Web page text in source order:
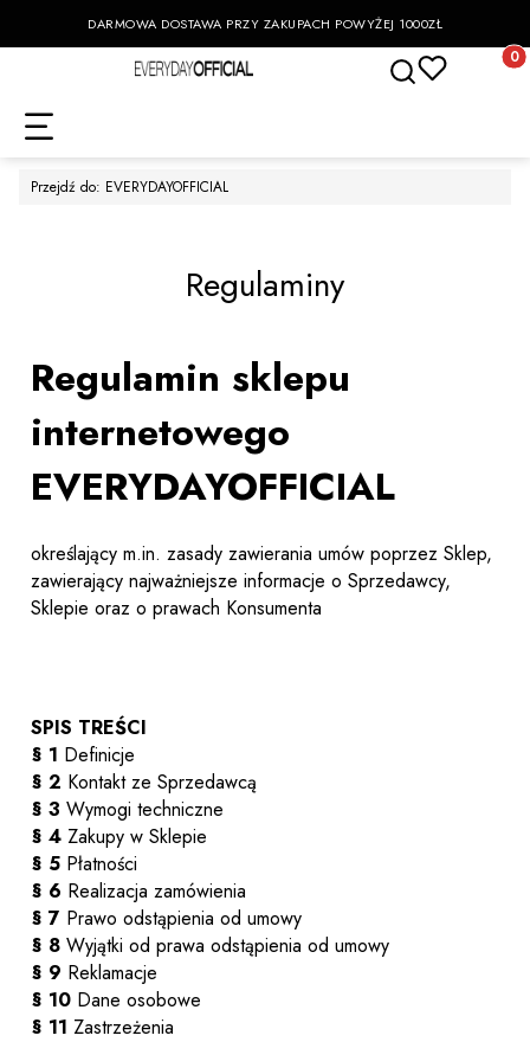
DARMOWA DOSTAWA PRZY ZAKUPACH POWYŻEJ 1000ZŁ
Otwórz
Przejdź do: EVERYDAYOFFICIAL
Regulaminy
Regulamin sklepu
internetowego
EVERYDAYOFFICIAL
określający m.in. zasady zawierania umów poprzez Sklep,
zawierający najważniejsze informacje o Sprzedawcy,
Sklepie oraz o prawach Konsumenta
SPIS TREŚCI
§ 1 Definicje
§ 2 Kontakt ze Sprzedawcą
§ 3 Wymogi techniczne
§ 4 Zakupy w Sklepie
§ 5 Płatności
§ 6 Realizacja zamówienia
§ 7 Prawo odstąpienia od umowy
§ 8 Wyjątki od prawa odstąpienia od umowy
§ 9 Reklamacje
§ 10 Dane osobowe
§ 11 Zastrzeżenia